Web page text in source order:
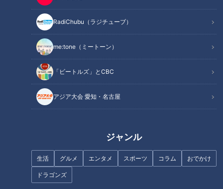
RadiChubu（ラジチューブ）
me:tone（ミートーン）
「ビートルズ」とCBC
アジア大会 愛知・名古屋
ジャンル
生活 グルメ エンタメ スポーツ コラム おでかけ
ドラゴンズ
オススメ関連コンテンツ
ミリほどの隙間もすり抜ける！？